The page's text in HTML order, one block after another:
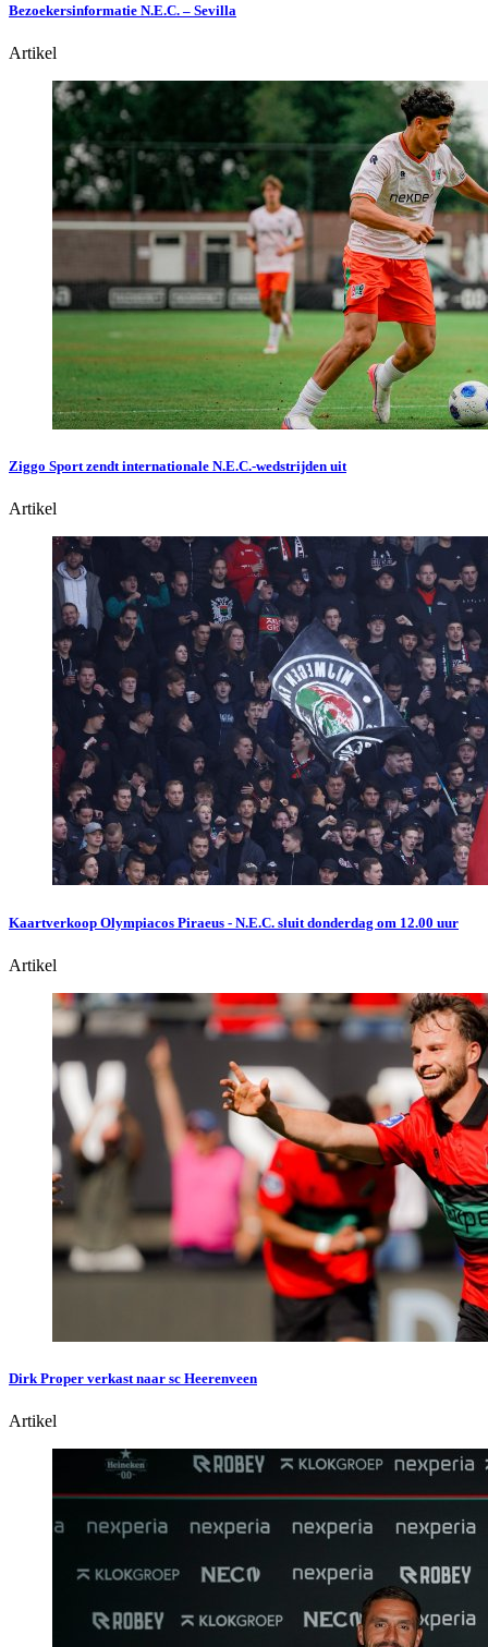
Bezoekersinformatie N.E.C. – Sevilla
Artikel
Ziggo Sport zendt internationale N.E.C.-wedstrijden uit
Artikel
Kaartverkoop Olympiacos Piraeus - N.E.C. sluit donderdag om 12.00 uur
Artikel
Dirk Proper verkast naar sc Heerenveen
Artikel